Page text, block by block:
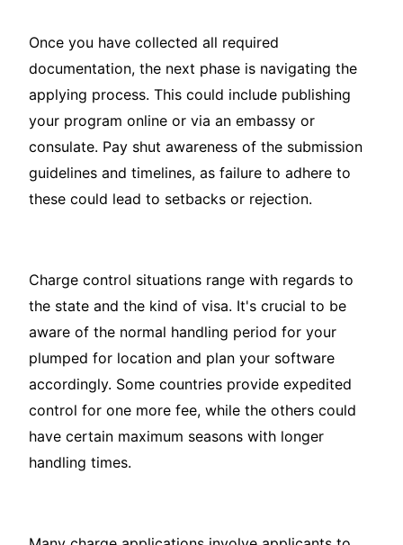
Once you have collected all required
documentation, the next phase is navigating the
applying process. This could include publishing
your program online or via an embassy or
consulate. Pay shut awareness of the submission
guidelines and timelines, as failure to adhere to
these could lead to setbacks or rejection.
Charge control situations range with regards to
the state and the kind of visa. It's crucial to be
aware of the normal handling period for your
plumped for location and plan your software
accordingly. Some countries provide expedited
control for one more fee, while the others could
have certain maximum seasons with longer
handling times.